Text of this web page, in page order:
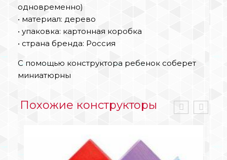
одновременно)
• материал: дерево
• упаковка: картонная коробка
• страна бренда: Россия
С помощью конструктора ребенок соберет
миниатюрны
Похожие конструкторы